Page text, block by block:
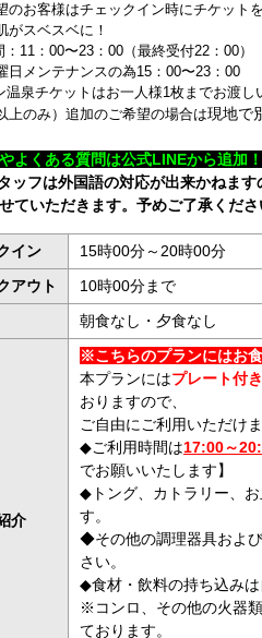
のお客様はチェックイン時にチケット
がスベスベに！
11：00〜23：00（最終受付22：00）
日メンテナンスの為15：00〜23：00
泉チケットはお一人様1枚までお渡し
上のみ）追加のご希望の場合は現地で
よくある質問は公式LINEから追加
ッフは外国語の対応が出来かねます
ていただきます。予めご了承くださ
イン
15時00分～20時00分
アウト
10時00分まで
朝食なし・夕食なし
介
※こちらのプランにはお
本プランにはプレート付
おりますので、
ご自由にご利用いただけま
◆ご利用時間は17:00～
でお願いいたします】
◆ トング、カトラリー、
す。
◆その他の調理器具およ
さい。
◆食材・飲料の持ち込みは
※コンロ、その他の火器
ております。